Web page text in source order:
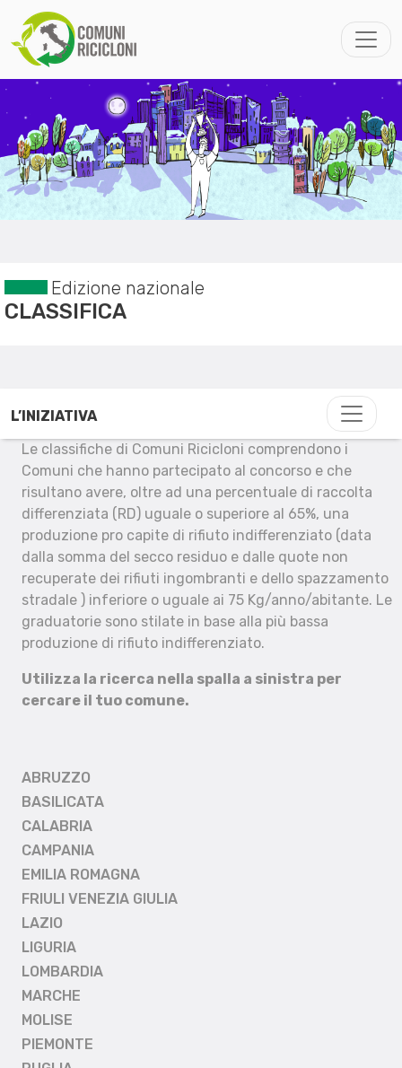
Edizione nazionale
CLASSIFICA
L’INIZIATIVA
Le classifiche di Comuni Ricicloni comprendono i
Comuni che hanno partecipato al concorso e che
risultano avere, oltre ad una percentuale di raccolta
differenziata (RD) uguale o superiore al 65%, una
produzione pro capite di rifiuto indifferenziato (data
dalla somma del secco residuo e dalle quote non
recuperate dei rifiuti ingombranti e dello spazzamento
stradale ) inferiore o uguale ai 75 Kg/anno/abitante. Le
graduatorie sono stilate in base alla più bassa
produzione di rifiuto indifferenziato.
Utilizza la ricerca nella spalla a sinistra per
cercare il tuo comune.
ABRUZZO
BASILICATA
CALABRIA
CAMPANIA
EMILIA ROMAGNA
FRIULI VENEZIA GIULIA
LAZIO
LIGURIA
LOMBARDIA
MARCHE
MOLISE
PIEMONTE